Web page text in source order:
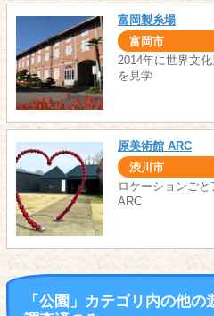
富岡製糸場
富岡市
2014年に世界文
を見学
原美術館 ARC
渋川市
ロケーションご
ARC
「公園」カテゴリ内の他